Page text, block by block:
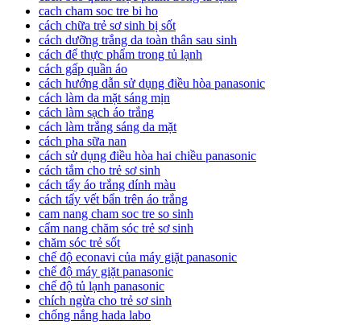
cach cham soc tre bi ho
cách chữa trẻ sơ sinh bị sốt
cách dưỡng trắng da toàn thân sau sinh
cách để thực phẩm trong tủ lạnh
cách gấp quần áo
cách hướng dẫn sử dụng điều hòa panasonic
cách làm da mặt sáng mịn
cách làm sạch áo trắng
cách làm trắng sáng da mặt
cách pha sữa nan
cách sử dụng điều hòa hai chiều panasonic
cách tắm cho trẻ sơ sinh
cách tẩy áo trắng dính màu
cách tẩy vết bẩn trên áo trắng
cam nang cham soc tre so sinh
cẩm nang chăm sóc trẻ sơ sinh
chăm sóc trẻ sốt
chế độ econavi của máy giặt panasonic
chế độ máy giặt panasonic
chế độ tủ lạnh panasonic
chích ngừa cho trẻ sơ sinh
chống nắng hada labo